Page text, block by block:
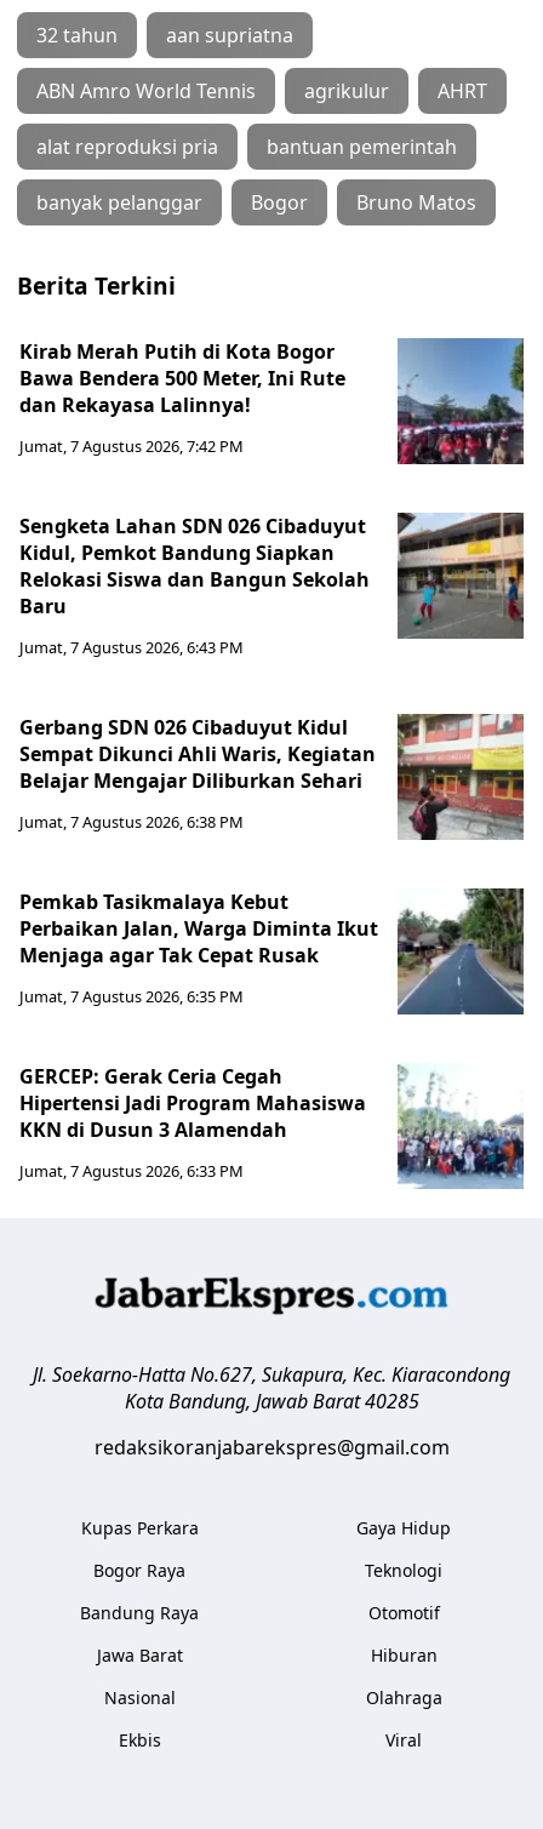
32 tahun aan supriatna
ABN Amro World Tennis agrikulur AHRT
alat reproduksi pria bantuan pemerintah
banyak pelanggar Bogor Bruno Matos
Berita Terkini
Kirab Merah Putih di Kota Bogor
Bawa Bendera 500 Meter, Ini Rute
dan Rekayasa Lalinnya!
Jumat, 7 Agustus 2026, 7:42 PM
Sengketa Lahan SDN 026 Cibaduyut
Kidul, Pemkot Bandung Siapkan
Relokasi Siswa dan Bangun Sekolah
Baru
Jumat, 7 Agustus 2026, 6:43 PM
Gerbang SDN 026 Cibaduyut Kidul
Sempat Dikunci Ahli Waris, Kegiatan
Belajar Mengajar Diliburkan Sehari
Jumat, 7 Agustus 2026, 6:38 PM
Pemkab Tasikmalaya Kebut
Perbaikan Jalan, Warga Diminta Ikut
Menjaga agar Tak Cepat Rusak
Jumat, 7 Agustus 2026, 6:35 PM
GERCEP: Gerak Ceria Cegah
Hipertensi Jadi Program Mahasiswa
KKN di Dusun 3 Alamendah
Jumat, 7 Agustus 2026, 6:33 PM
Jl. Soekarno-Hatta No.627, Sukapura, Kec. Kiaracondong
Kota Bandung, Jawab Barat 40285
redaksikoranjabarekspres@gmail.com
Kupas Perkara
Bogor Raya
Bandung Raya
Jawa Barat
Nasional
Ekbis
Gaya Hidup
Teknologi
Otomotif
Hiburan
Olahraga
Viral